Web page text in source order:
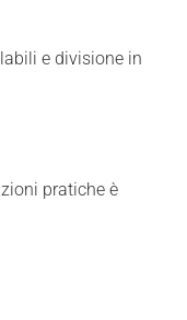
e divisione in
pratiche è